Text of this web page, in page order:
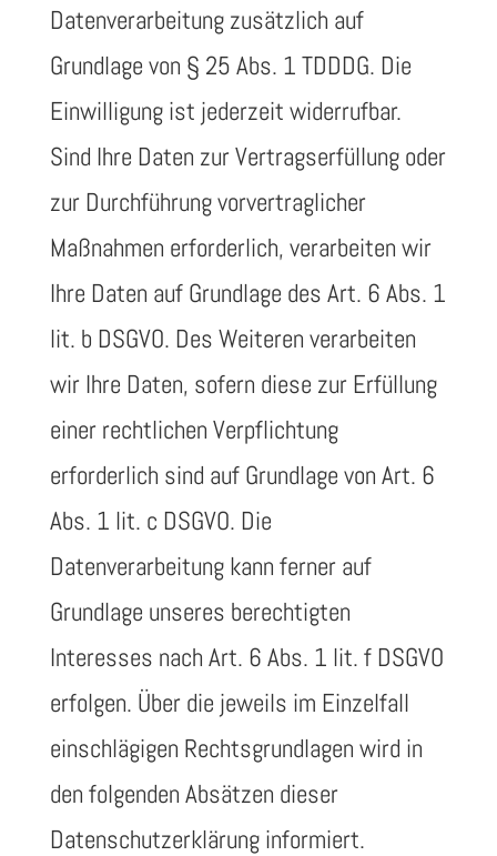
Datenverarbeitung zusätzlich auf
Grundlage von § 25 Abs. 1 TDDDG. Die
Einwilligung ist jederzeit widerrufbar.
Sind Ihre Daten zur Vertragserfüllung oder
zur Durchführung vorvertraglicher
Maßnahmen erforderlich, verarbeiten wir
Ihre Daten auf Grundlage des Art. 6 Abs. 1
lit. b DSGVO. Des Weiteren verarbeiten
wir Ihre Daten, sofern diese zur Erfüllung
einer rechtlichen Verpflichtung
erforderlich sind auf Grundlage von Art. 6
Abs. 1 lit. c DSGVO. Die
Datenverarbeitung kann ferner auf
Grundlage unseres berechtigten
Interesses nach Art. 6 Abs. 1 lit. f DSGVO
erfolgen. Über die jeweils im Einzelfall
einschlägigen Rechtsgrundlagen wird in
den folgenden Absätzen dieser
Datenschutzerklärung informiert.